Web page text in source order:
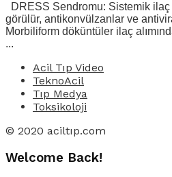
DRESS Sendromu: Sistemik
görülür, antikonvülzanlar ve
Morbiliform döküntüler ilaç
...
Acil Tıp Video
TeknoAcil
Tıp Medya
Toksikoloji
© 2020 aciltıp.com
Welcome Back!